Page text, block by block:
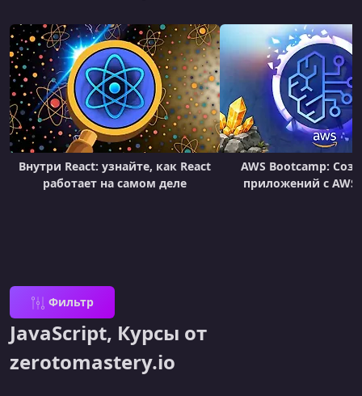
Внутри React: узнайте, как React
работает на самом деле
AWS Bootcamp:
приложений с AWS
Фильтр
JavaScript, Курсы от
zerotomastery.io